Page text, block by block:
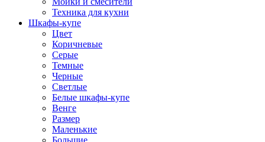
Техника для кухни
Шкафы-купе
Цвет
Коричневые
Серые
Темные
Черные
Светлые
Белые шкафы-купе
Венге
Размер
Маленькие
Большие